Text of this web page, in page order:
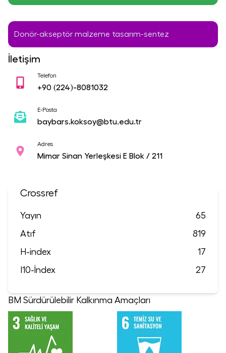
Donör-akseptör malzeme tasarım-sentez
İletişim
Telefon
+90 (224)-8081032
E-Posta
baybars.koksoy@btu.edu.tr
Adres
Mimar Sinan Yerleşkesi E Blok / 211
Crossref
Yayın
65
Atıf
819
H-index
17
I10-İndex
27
BM Sürdürülebilir Kalkınma Amaçları